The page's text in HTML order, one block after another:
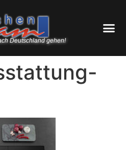
Deutschland gehen!